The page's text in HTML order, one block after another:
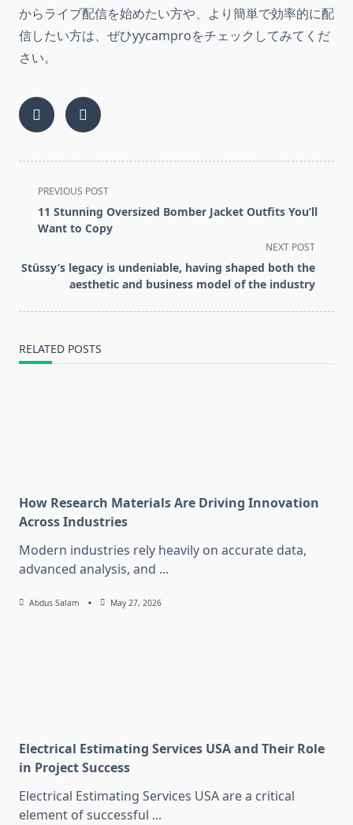
からライブ配信を始めたい方や、より簡単で効率的に配
信したい方は、ぜひyycamproをチェックしてみてくだ
さい。
<span
class="nav-
subtitle
reader-
text">Page</span>
PREVIOUS POST
11 Stunning Oversized Bomber Jacket Outfits You’ll
Want to Copy
NEXT POST
Stüssy’s legacy is undeniable, having shaped both the
aesthetic and business model of the industry
RELATED POSTS
How Research Materials Are Driving Innovation
Across Industries
Modern industries rely heavily on accurate data,
advanced analysis, and ...
Abdus Salam May 27, 2026
Electrical Estimating Services USA and Their Role
in Project Success
Electrical Estimating Services USA are a critical
element of successful ...